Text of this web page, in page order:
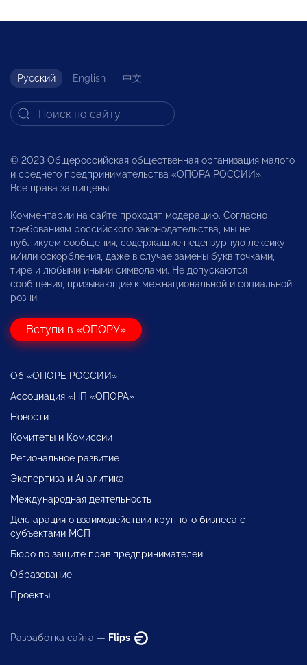
Русский English 中文
© 2023 Общероссийская общественная организация малого
и среднего предпринимательства «ОПОРА РОССИИ».
Все права защищены.
Комментарии на сайте проходят модерацию. Согласно
требованиям российского законодательства, мы не
публикуем сообщения, содержащие нецензурную лексику
и/или оскорбления, даже в случае замены букв точками,
тире и любыми иными символами. Не допускаются
сообщения, призывающие к межнациональной и социальной
розни.
Вступи в «ОПОРУ»
Об «ОПОРЕ РОССИИ»
Ассоциация «НП «ОПОРА»
Новости
Комитеты и Комиссии
Региональное развитие
Экспертиза и Аналитика
Международная деятельность
Декларация о взаимодействии крупного бизнеса с
субъектами МСП
Бюро по защите прав предпринимателей
Образование
Проекты
Разработка сайта — Flips